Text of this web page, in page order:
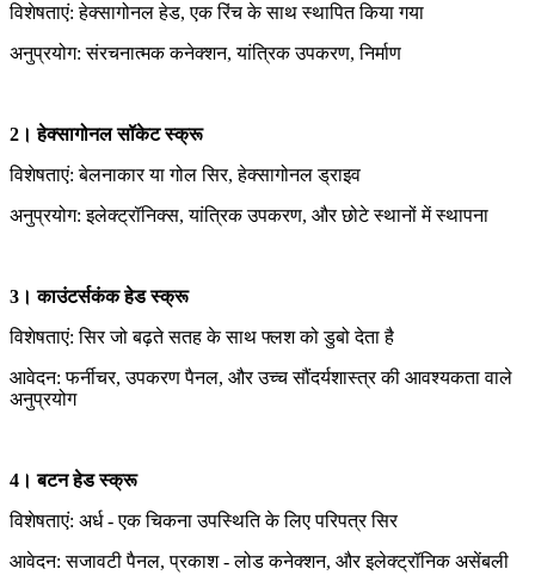
विशेषताएं: हेक्सागोनल हेड, एक रिंच के साथ स्थापित किया गया
अनुप्रयोग: संरचनात्मक कनेक्शन, यांत्रिक उपकरण, निर्माण
2। हेक्सागोनल सॉकेट स्क्रू
विशेषताएं: बेलनाकार या गोल सिर, हेक्सागोनल ड्राइव
अनुप्रयोग: इलेक्ट्रॉनिक्स, यांत्रिक उपकरण, और छोटे स्थानों में स्थापना
3। काउंटर्सकंक हेड स्क्रू
विशेषताएं: सिर जो बढ़ते सतह के साथ फ्लश को डुबो देता है
आवेदन: फर्नीचर, उपकरण पैनल, और उच्च सौंदर्यशास्त्र की आवश्यकता वाले
अनुप्रयोग
4। बटन हेड स्क्रू
विशेषताएं: अर्ध - एक चिकना उपस्थिति के लिए परिपत्र सिर
आवेदन: सजावटी पैनल, प्रकाश - लोड कनेक्शन, और इलेक्ट्रॉनिक असेंबली